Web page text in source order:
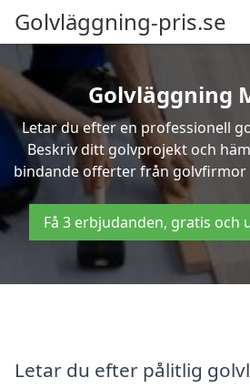
Golvläggning-pris.se
Golvläggning
Letar du efter en professionell
Beskriv ditt golvprojekt och
bindande offerter från golvfirmor
Få 3 erbjudanden, gratis
Letar du efter pålitlig